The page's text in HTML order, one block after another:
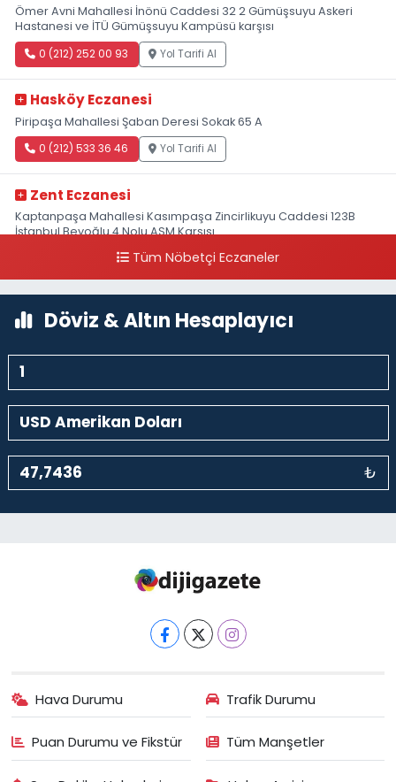
Ömer Avni Mahallesi İnönü Caddesi 32 2 Gümüşsuyu Askeri
Hastanesi ve İTÜ Gümüşsuyu Kampüsü karşısı
0 (212) 252 00 93 Yol Tarifi Al
Hasköy Eczanesi
Piripaşa Mahallesi Şaban Deresi Sokak 65 A
0 (212) 533 36 46 Yol Tarifi Al
Zent Eczanesi
Kaptanpaşa Mahallesi Kasımpaşa Zincirlikuyu Caddesi 123B
İstanbul Beyoğlu 4 Nolu ASM Karşısı
0 (212) 297 96 92 Yol Tarifi Al
Tüm Nöbetçi Eczaneler
Döviz & Altın Hesaplayıcı
₺
Hava Durumu Trafik Durumu
Puan Durumu ve Fikstür Tüm Manşetler